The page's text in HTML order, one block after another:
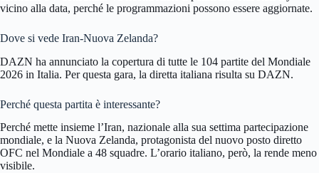
vicino alla data, perché le programmazioni possono essere aggiornate.
Dove si vede Iran-Nuova Zelanda?
DAZN ha annunciato la copertura di tutte le 104 partite del Mondiale
2026 in Italia. Per questa gara, la diretta italiana risulta su DAZN.
Perché questa partita è interessante?
Perché mette insieme l’Iran, nazionale alla sua settima partecipazione
mondiale, e la Nuova Zelanda, protagonista del nuovo posto diretto
OFC nel Mondiale a 48 squadre. L’orario italiano, però, la rende meno
visibile.